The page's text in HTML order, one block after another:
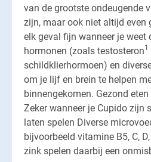
van de grootste ondeugende
zijn, maar ook niet altijd even
elk geval fijn wanneer je
hormonen (zoals testosteron1
schildklierhormoen) en
om je lijf en brein te helpen
binnengekomen. Gezond
Zeker wanneer je Cupido zijn
laten spelen Diverse
bijvoorbeeld vitamine B5, C,
zink spelen daarbij een